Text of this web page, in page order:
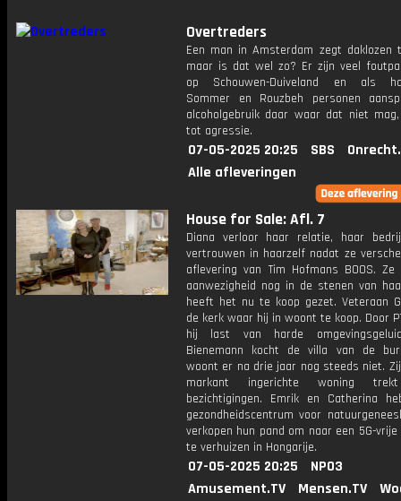
Overtreders
Een man in Amsterdam zegt daklozen
maar is dat wel zo? Er zijn veel
op Schouwen-Duiveland en als
Sommer en Rouzbeh personen
alcoholgebruik daar waar dat niet
tot agressie.
07-05-2025 20:25 SBS
Alle afleveringen
House for Sale: Afl. 7
Diana verloor haar relatie, haar
vertrouwen in haarzelf nadat ze
aflevering van Tim Hofmans BOOS.
aanwezigheid nog in de stenen van
heeft het nu te koop gezet. Veteraan
de kerk waar hij in woont te koop. Door
hij last van harde
Bienemann kocht de villa van de
woont er na drie jaar nog steeds niet.
markant ingerichte woning
bezichtigingen. Emrik en Catherina
gezondheidscentrum voor
verkopen hun pand om naar een 5G-vrije
te verhuizen in Hongarije.
07-05-2025 20:25
NPO3
Amusement.TV
Mensen.TV